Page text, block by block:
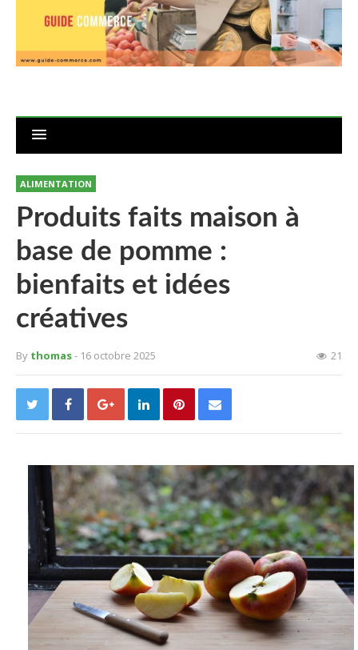
ALIMENTATION
Produits faits maison à
base de pomme :
bienfaits et idées
créatives
By thomas- 16 octobre 2025 21